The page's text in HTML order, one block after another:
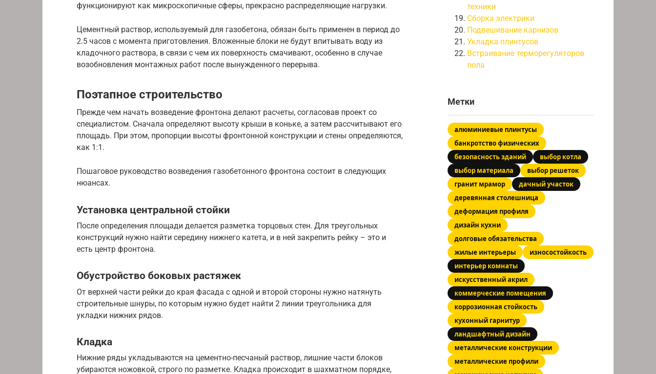
функционируют как микроскопичные сферы, прекрасно распределяющие нагрузки.
Цементный раствор, используемый для газобетона, обязан быть применен в период до
2.5 часов с момента приготовления. Вложенные блоки не будут впитывать воду из
кладочного раствора, в связи с чем их поверхность смачивают, особенно в случае
возобновления монтажных работ после вынужденного перерыва.
Поэтапное строительство
Прежде чем начать возведение фронтона делают расчеты, согласовав проект со
специалистом. Сначала определяют высоту крыши в коньке, а затем рассчитывают его
площадь. При этом, пропорции высоты фронтонной конструкции и стены определяются,
как 1:1.
Пошаговое руководство возведения газобетонного фронтона состоит в следующих
нюансах.
Установка центральной стойки
После определения площади делается разметка торцовых стен. Для треугольных
конструкций нужно найти середину нижнего катета, и в ней закрепить рейку – это и
есть центр фронтона.
Обустройство боковых растяжек
От верхней части рейки до края фасада с одной и второй стороны нужно натянуть
строительные шнуры, по которым нужно будет найти 2 линии треугольника для
укладки нижних рядов.
Кладка
Нижние ряды укладываются на цементно-песчаный раствор, лишние части блоков
убираются ножовкой, строго по разметке. Кладка происходит в шахматном порядке,
техники
Сборка электрики
Подвешивание карнизов
Укладка плинтусов
Встраивание терморегуляторов
пола
Метки
алюминиевые плинтусы
банкротство физических
безопасность зданий
выбор котла
выбор материала
выбор решеток
гранит мрамор
дачный участок
деревянная столешница
деформация профиля
дизайн кухни
долговые обязательства
жилые интерьеры
износостойкость
интерьер комнаты
искусственный акрил
коммерческие помещения
коррозионная стойкость
кухонный гарнитур
ландшафтный дизайн
металлические конструкции
металлические профили